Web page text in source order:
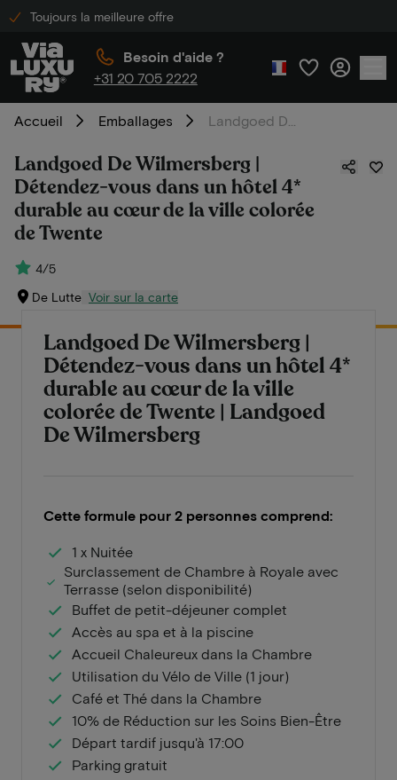
Toujours la meilleure offre
Besoin d'aide ?
+31 20 705 2222
Accueil Emballages
Landgoed De Wilmersberg |
Détendez-vous dans un hôtel 4*
durable au cœur de la ville colorée
de Twente
4/5
De Lutte Voir sur la carte
Landgoed De Wilmersberg |
Détendez-vous dans un hôtel 4*
durable au cœur de la ville
colorée de Twente | Landgoed
De Wilmersberg
Cette formule pour 2 personnes comprend:
1 x Nuitée
Surclassement de Chambre à Royale avec
Terrasse (selon disponibilité)
Buffet de petit-déjeuner complet
Accès au spa et à la piscine
Accueil Chaleureux dans la Chambre
Utilisation du Vélo de Ville (1 jour)
Café et Thé dans la Chambre
10% de Réduction sur les Soins Bien-Être
Départ tardif jusqu'à 17:00
Parking gratuit